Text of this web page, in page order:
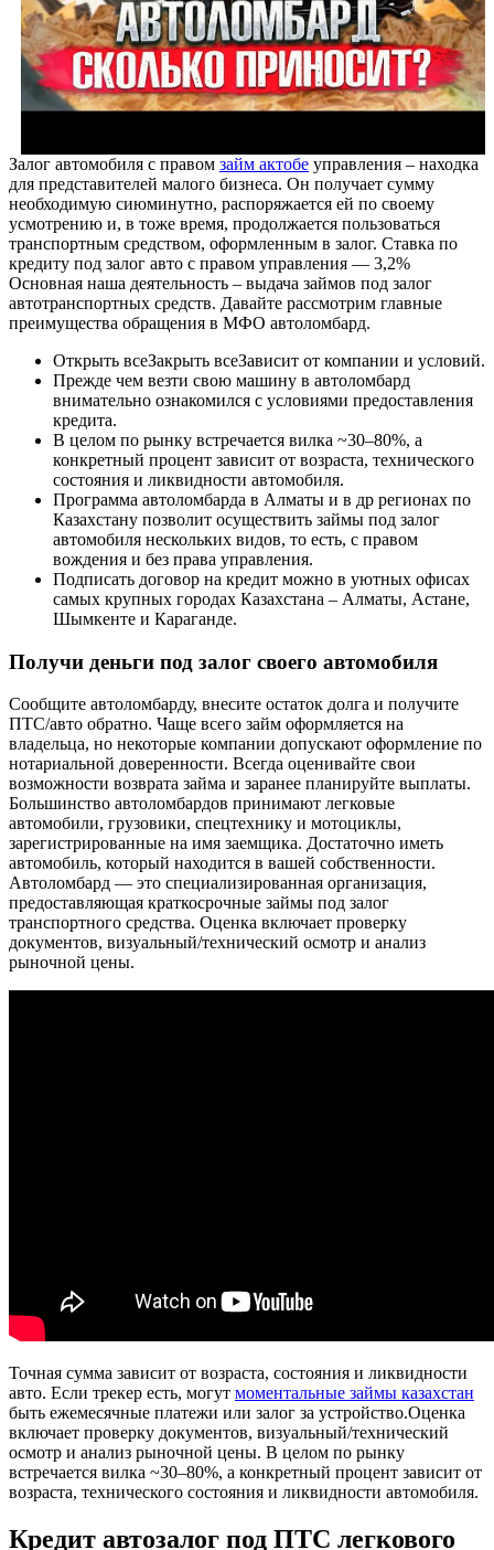
Залог автомобиля с правом займ актобе управления – находка
для представителей малого бизнеса. Он получает сумму
необходимую сиюминутно, распоряжается ей по своему
усмотрению и, в тоже время, продолжается пользоваться
транспортным средством, оформленным в залог. Ставка по
кредиту под залог авто с правом управления — 3,2%
Основная наша деятельность – выдача займов под залог
автотранспортных средств. Давайте рассмотрим главные
преимущества обращения в МФО автоломбард.
Открыть всеЗакрыть всеЗависит от компании и условий.
Прежде чем везти свою машину в автоломбард
внимательно ознакомился с условиями предоставления
кредита.
В целом по рынку встречается вилка ~30–80%, а
конкретный процент зависит от возраста, технического
состояния и ликвидности автомобиля.
Программа автоломбарда в Алматы и в др регионах по
Казахстану позволит осуществить займы под залог
автомобиля нескольких видов, то есть, с правом
вождения и без права управления.
Подписать договор на кредит можно в уютных офисах
самых крупных городах Казахстана – Алматы, Астане,
Шымкенте и Караганде.
Получи деньги под залог своего автомобиля
Сообщите автоломбарду, внесите остаток долга и получите
ПТС/авто обратно. Чаще всего займ оформляется на
владельца, но некоторые компании допускают оформление по
нотариальной доверенности. Всегда оценивайте свои
возможности возврата займа и заранее планируйте выплаты.
Большинство автоломбардов принимают легковые
автомобили, грузовики, спецтехнику и мотоциклы,
зарегистрированные на имя заемщика. Достаточно иметь
автомобиль, который находится в вашей собственности.
Автоломбард — это специализированная организация,
предоставляющая краткосрочные займы под залог
транспортного средства. Оценка включает проверку
документов, визуальный/технический осмотр и анализ
рыночной цены.
Точная сумма зависит от возраста, состояния и ликвидности
авто. Если трекер есть, могут моментальные займы казахстан
быть ежемесячные платежи или залог за устройство.Оценка
включает проверку документов, визуальный/технический
осмотр и анализ рыночной цены. В целом по рынку
встречается вилка ~30–80%, а конкретный процент зависит от
возраста, технического состояния и ликвидности автомобиля.
Кредит автозалог под ПТС легкового